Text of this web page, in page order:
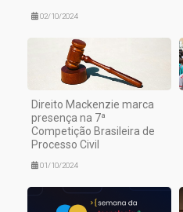
02/10/2024
Direito Mackenzie marca
presença na 7ª
Competição Brasileira de
Processo Civil
01/10/2024